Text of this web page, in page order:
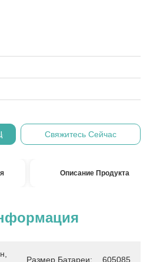
Свяжитесь Сейчас
Описание Продукта
Размер Батареи: 605085